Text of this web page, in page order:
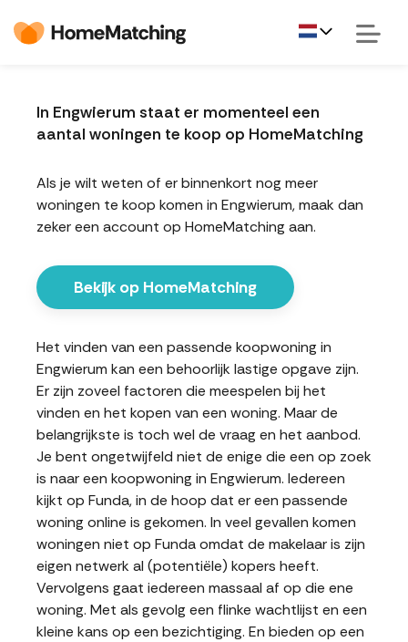
In Engwierum staat er momenteel een
aantal woningen te koop op HomeMatching
Als je wilt weten of er binnenkort nog meer
woningen te koop komen in Engwierum, maak dan
zeker een account op HomeMatching aan.
Bekijk op HomeMatching
Het vinden van een passende koopwoning in
Engwierum kan een behoorlijk lastige opgave zijn.
Er zijn zoveel factoren die meespelen bij het
vinden en het kopen van een woning. Maar de
belangrijkste is toch wel de vraag en het aanbod.
Je bent ongetwijfeld niet de enige die een op zoek
is naar een koopwoning in Engwierum. Iedereen
kijkt op Funda, in de hoop dat er een passende
woning online is gekomen. In veel gevallen komen
woningen niet op Funda omdat de makelaar is zijn
eigen netwerk al (potentiële) kopers heeft.
Vervolgens gaat iedereen massaal af op die ene
woning. Met als gevolg een flinke wachtlijst en een
kleine kans op een bezichtiging. En bieden op een